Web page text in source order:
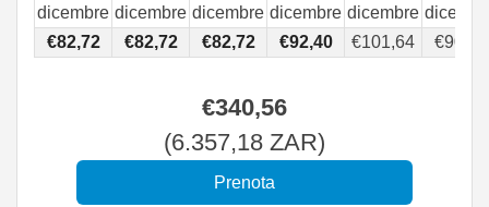
dicembre dicembre dicembre dicembre dicembre
€82,72 €82,72 €82,72 €92,40 €101,64 €90
€340,56
(6.357,18 ZAR)